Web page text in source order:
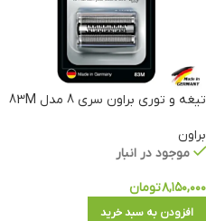
تیغه و توری براون سری 8 مدل 83M
براون
موجود در انبار
۸,۱۵۰,۰۰۰تومان
افزودن به سبد خرید